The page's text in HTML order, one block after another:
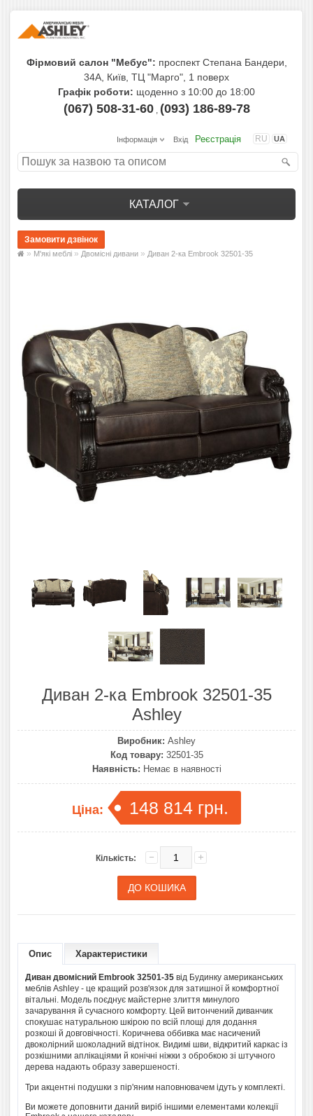
Фірмовий салон "Мебус": проспект Степана Бандери,
34А, Київ, ТЦ "Марго", 1 поверх
Графік роботи: щоденно з 10:00 до 18:00
(067) 508-31-60, (093) 186-89-78
RU UA
Інформація Вхід Реєстрація
КАТАЛОГ
» М'які меблі » Двомісні дивани » Диван 2-ка Embrook 32501-35
Диван 2-ка Embrook 32501-35
Ashley
Виробник: Ashley
Код товару: 32501-35
Наявність: Немає в наявності
Ціна: 148 814 грн.
Кількість:
Опис Характеристики
Диван двомісний Embrook 32501-35 від Будинку американських
меблів Ashley - це кращий розв'язок для затишної й комфортної
вітальні. Модель поєднує майстерне злиття минулого
зачарування й сучасного комфорту. Цей витончений диванчик
спокушає натуральною шкірою по всій площі для додання
розкоші й довговічності. Коричнева оббивка має насичений
двоколірний шоколадний відтінок. Видимі шви, відкритий каркас із
розкішними аплікаціями й конічні ніжки з обробкою зі штучного
дерева надають образу завершеності.
Три акцентні подушки з пір'яним наповнювачем ідуть у комплекті.
Ви можете доповнити даний виріб іншими елементами колекції